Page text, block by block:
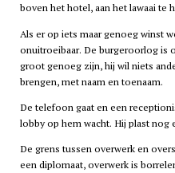
boven het hotel, aan het lawaai te
Als er op iets maar genoeg winst
onuitroeibaar. De burgeroorlog is
groot genoeg zijn, hij wil niets
brengen, met naam en toenaam.
De telefoon gaat en een
lobby op hem wacht. Hij plast nog
De grens tussen overwerk en
een diplomaat, overwerk is